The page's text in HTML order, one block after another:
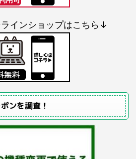
インショップはこちら↓
ンを調査！